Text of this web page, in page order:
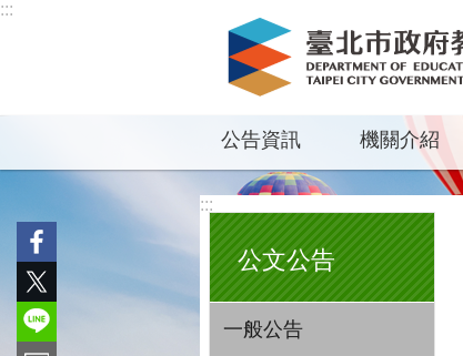
跳到主要內容區塊
:::
公告資訊 機關介紹
:::
公文公告
一般公告